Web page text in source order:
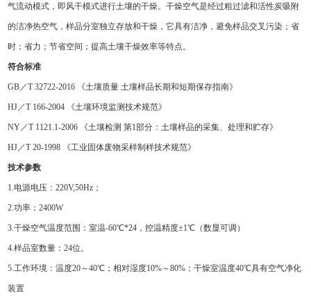
气流动模式，即风干模式进行土壤的干燥。干燥空气是经过粗过滤和活性炭吸附
的洁净热空气，样品分室独立存放和干燥，它具有洁净，避免样品交叉污染；省
时；省力；节省空间；提高土壤干燥效率等特点。
符合标准
GB／T 32722-2016 《土壤质量 土壤样品长期和短期保存指南》
HJ／T 166-2004 《土壤环境监测技术规范》
NY／T 1121.1-2006 《土壤检测 第1部分：土壤样品的采集、处理和贮存》
HJ／T 20-1998 《工业固体废物采样制样技术规范》
技术参数
1.电源电压：220V,50Hz；
2.功率：2400W
3.干燥空气温度范围：室温-60℃*24，控温精度±1℃ （数显可调）
4.样品室数量：24位 。
5. 工作环境：温度20～40℃；相对湿度10%～80%；干燥室温度40℃具有空气净化
装置